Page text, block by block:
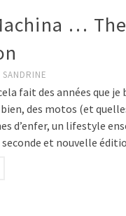
…
SANDRINE
fait des années que
des motos (et
d’enfer, un lifestyle
seconde et nouvelle